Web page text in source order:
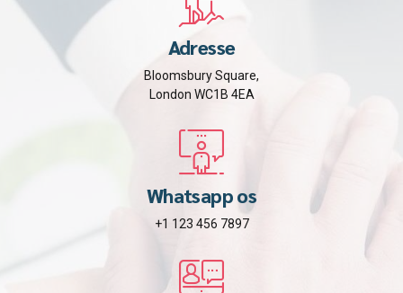
Adresse
Bloomsbury Square,
London WC1B 4EA
Whatsapp os
+1 123 456 7897